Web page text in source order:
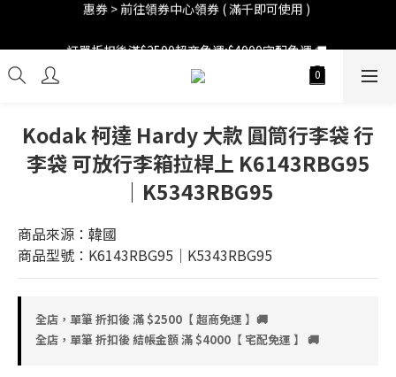
訂單折扣後滿$2500超商免運;$4000宅配免運 🚚
Kodak 柯達 Hardy 大款 圓筒行李袋 行
李袋 可放行李箱拉桿上 K6143RBG95
｜K5343RBG95
商品來源：韓國
商品型號：K6143RBG95｜K5343RBG95
全店，單筆 折扣後 滿 $2500【 超商免運 】🚚
全店，單筆 折扣後 結帳金額 滿 $4000【 宅配免運 】 🚚